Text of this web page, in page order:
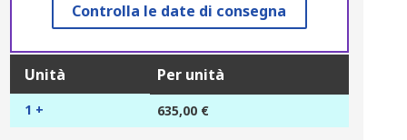
Controlla le date di consegna
Unità Per unità
1 + 635,00 €